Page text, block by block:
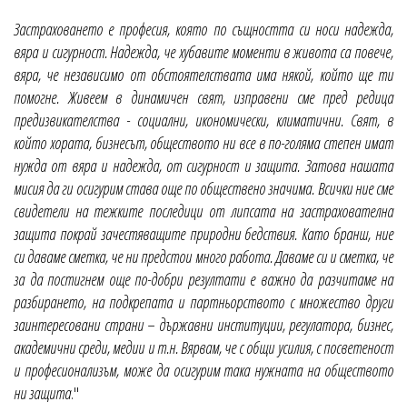
Застраховането е професия, която по същността си носи надежда,
вяра и сигурност. Надежда, че хубавите моменти в живота са повече,
вяра, че независимо от обстоятелствата има някой, който ще ти
помогне. Живеем в динамичен свят, изправени сме пред редица
предизвикателства - социални, икономически, климатични. Свят, в
който хората, бизнесът, обществото ни все в по-голяма степен имат
нужда от вяра и надежда, от сигурност и защита. Затова нашата
мисия да ги осигурим става още по обществено значима. Всички ние сме
свидетели на тежките последици от липсата на застрахователна
защита покрай зачестяващите природни бедствия. Като бранш, ние
си даваме сметка, че ни предстои много работа. Даваме си и сметка, че
за да постигнем още по-добри резултати е важно да разчитаме на
разбирането, на подкрепата и партньорството с множество други
заинтересовани страни – държавни институции, регулатора, бизнес,
академични среди, медии и т.н. Вярвам, че с общи усилия, с посветеност
и професионализъм, може да осигурим така нужната на обществото
ни защита."